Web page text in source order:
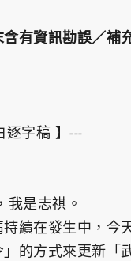
含有資訊勘誤／補
逐字稿 】---
我是志祺。
續在發生中，今
」的方式來更新「